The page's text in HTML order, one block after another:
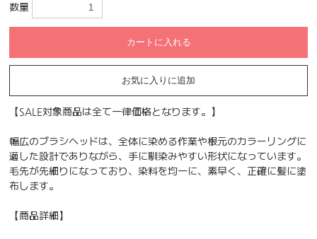
数量
カートに入れる
お気に入りに追加
【SALE対象商品は全て一律価格となります。】
幅広のブラシヘッドは、全体に染める作業や根元のカラーリングに
適した設計でありながら、手に馴染みやすい形状になっています。
毛先が先細りになっており、染料を均一に、素早く、正確に髪に塗
布します。
【商品詳細】